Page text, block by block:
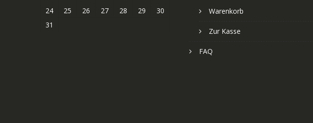
24
25 26 27 28 29
30
31
Warenkorb
Zur Kasse
FAQ